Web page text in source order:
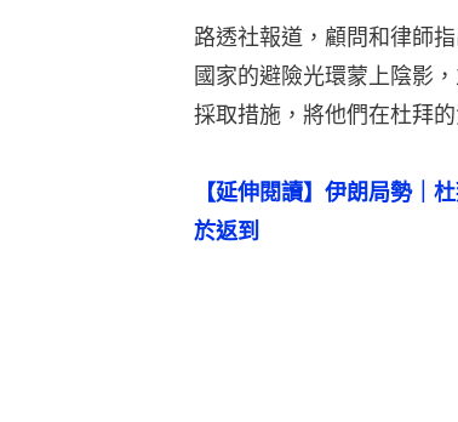
路透社報道，顧問和律師
國家的避險光環蒙上陰影
採取措施，將他們在杜拜
【延伸閱讀】伊朗局勢｜
於返到